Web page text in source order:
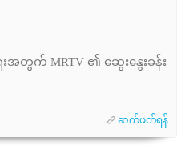
အတွက် MRTV ၏ ဆွေးနွေးခန်း
ဆက်ဖတ်ရန်